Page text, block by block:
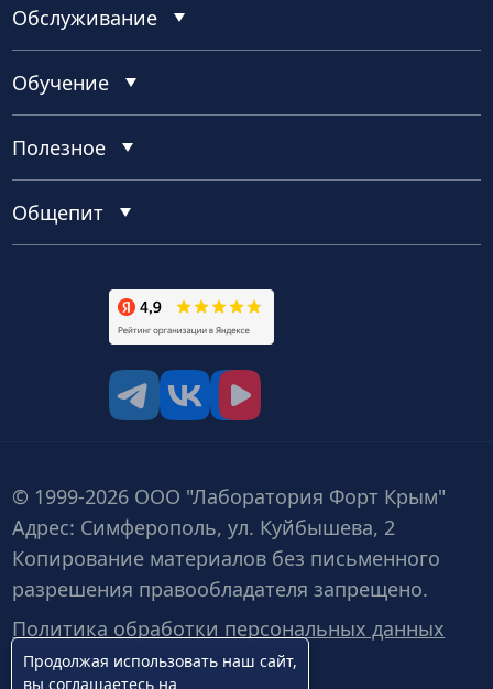
Обслуживание
Обучение
Полезное
Общепит
© 1999-2026 ООО "Лаборатория Форт Крым"
Адрес: Симферополь, ул. Куйбышева, 2
Копирование материалов без письменного
разрешения правообладателя запрещено.
Политика обработки персональных данных
Продолжая использовать наш сайт,
вы соглашаетесь на